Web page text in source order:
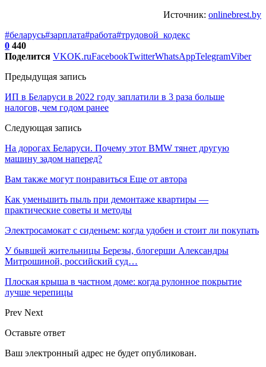
Источник: onlinebrest.by
#беларусь#зарплата#работа#трудовой_кодекс
0 440
Поделится VKOK.ruFacebookTwitterWhatsAppTelegramViber
Предыдущая запись
ИП в Беларуси в 2022 году заплатили в 3 раза больше
налогов, чем годом ранее
Следующая запись
На дорогах Беларуси. Почему этот BMW тянет другую
машину задом наперед?
Вам также могут понравиться Еще от автора
Как уменьшить пыль при демонтаже квартиры —
практические советы и методы
Электросамокат с сиденьем: когда удобен и стоит ли покупать
У бывшей жительницы Березы, блогерши Александры
Митрошиной, российский суд…
Плоская крыша в частном доме: когда рулонное покрытие
лучше черепицы
Prev Next
Оставьте ответ
Ваш электронный адрес не будет опубликован.